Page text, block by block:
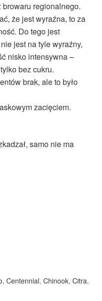
browaru regionalnego.
że jest wyraźna, to za
Do tego jest
jest na tyle wyraźny,
nisko intensywna –
bez cukru.
brak, ale to było
zacięciem.
samo nie ma
,Centennial,Chinook,Citra,